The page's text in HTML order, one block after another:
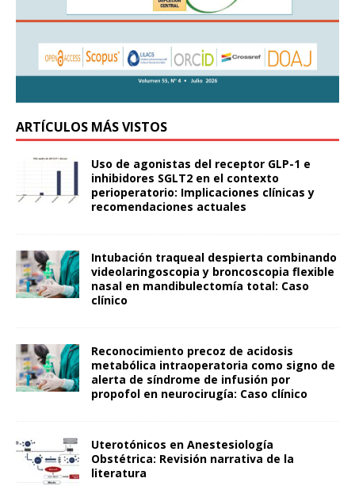
ARTÍCULOS MÁS VISTOS
Uso de agonistas del receptor GLP-1 e
inhibidores SGLT2 en el contexto
perioperatorio: Implicaciones clínicas y
recomendaciones actuales
Intubación traqueal despierta combinando
videolaringoscopia y broncoscopia flexible
nasal en mandibulectomía total: Caso
clínico
Reconocimiento precoz de acidosis
metabólica intraoperatoria como signo de
alerta de síndrome de infusión por
propofol en neurocirugía: Caso clínico
Uterotónicos en Anestesiología
Obstétrica: Revisión narrativa de la
literatura